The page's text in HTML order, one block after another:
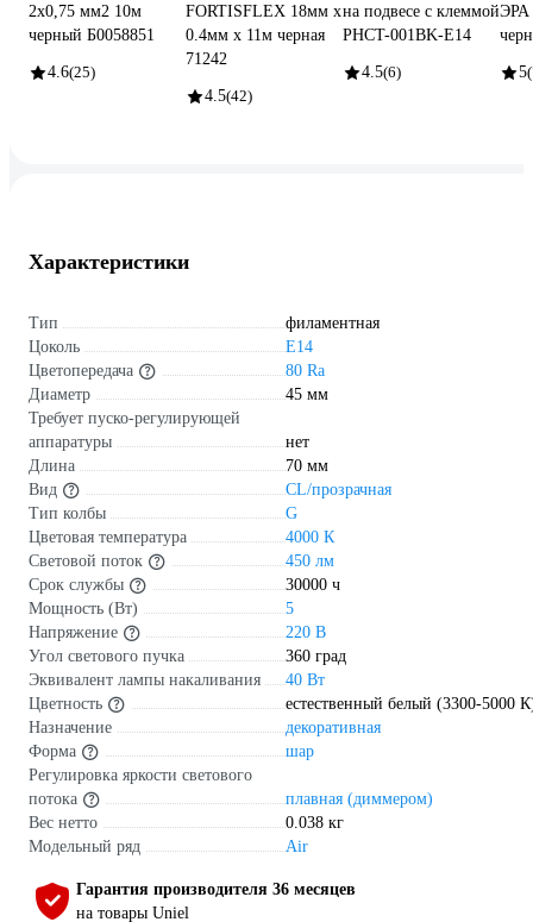
2x0,75 мм2 10м
черный Б0058851
4.6(25)
FORTISFLEX 18мм х
0.4мм х 11м черная
71242
4.5(42)
на подвесе с клеммой
PHCT-001BK-E14
4.5(6)
ЭРА
5
Характеристики
Тип
филаментная
Цоколь
E14
Цветопередача
80 Ra
Диаметр
45 мм
Требует пуско-регулирующей
аппаратуры
нет
Длина
70 мм
Вид
CL/прозрачная
Тип колбы
G
Цветовая температура
4000 К
Световой поток
450 лм
Срок службы
30000 ч
Мощность (Вт)
5
Напряжение
220 В
Угол светового пучка
360 град
Эквивалент лампы накаливания
40 Вт
Цветность
естественный белый (3300-5000
Назначение
декоративная
Форма
шар
Регулировка яркости светового
потока
плавная (диммером)
Вес нетто
0.038 кг
Модельный ряд
Air
Гарантия производителя 36 месяцев
на товары Uniel